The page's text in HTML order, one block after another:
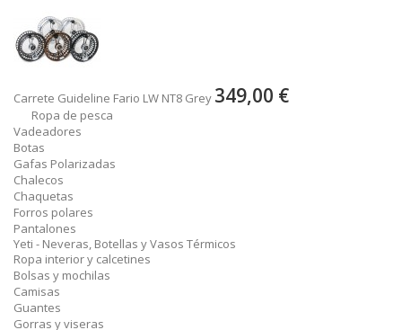
Carrete Guideline Fario LW NT8 Grey 349,00 €
Ropa de pesca
Vadeadores
Botas
Gafas Polarizadas
Chalecos
Chaquetas
Forros polares
Pantalones
Yeti - Neveras, Botellas y Vasos Térmicos
Ropa interior y calcetines
Bolsas y mochilas
Camisas
Guantes
Gorras y viseras